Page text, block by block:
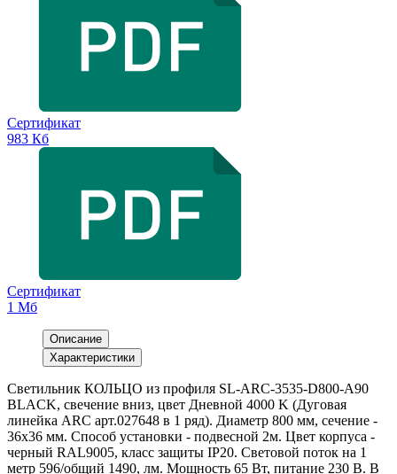
Сертификат
983 Кб
Сертификат
1 Мб
Описание
Характеристики
Светильник КОЛЬЦО из профиля SL-ARC-3535-D800-A90
BLACK, свечение вниз, цвет Дневной 4000 K (Дуговая
линейка ARC арт.027648 в 1 ряд). Диаметр 800 мм, сечение -
36x36 мм. Способ установки - подвесной 2м. Цвет корпуса -
черный RAL9005, класс защиты IP20. Световой поток на 1
метр 596/общий 1490, лм. Мощность 65 Вт, питание 230 В. В